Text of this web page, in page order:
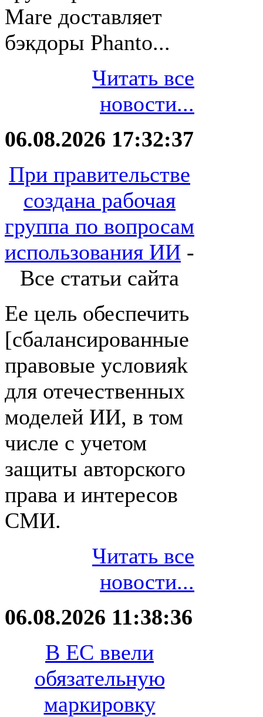
Mare доставляет
бэкдоры Phanto...
Читать все
новости...
06.08.2026 17:32:37
При правительстве
создана рабочая
группа по вопросам
использования ИИ -
Все статьи сайта
Ее цель обеспечить
[сбалансированные
правовые условияk
для отечественных
моделей ИИ, в том
числе с учетом
защиты авторского
права и интересов
СМИ.
Читать все
новости...
06.08.2026 11:38:36
В ЕС ввели
обязательную
маркировку